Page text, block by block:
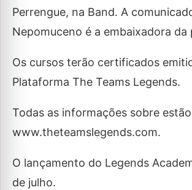
Perrengue, na Band. A
Nepomuceno é a embaixadora da
Os cursos terão certificados
Plataforma The Teams Legends.
Todas as informações sobre
www.theteamslegends.com.
O lançamento do Legends
de julho.